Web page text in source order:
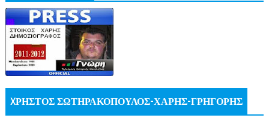
XΡΗΣΤΟΣ ΣΩΤΗΡΑΚΟΠΟΥΛΟΣ-ΧΑΡΗΣ-ΓΡΗΓΟΡΗΣ